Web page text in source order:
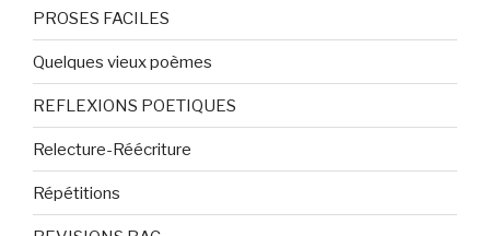
PROSES FACILES
Quelques vieux poèmes
REFLEXIONS POETIQUES
Relecture-Réécriture
Répétitions